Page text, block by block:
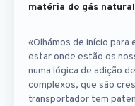
matéria do gás
«Olhámos de início
estar onde estão os
numa lógica de adição
complexos, que são
transportador tem